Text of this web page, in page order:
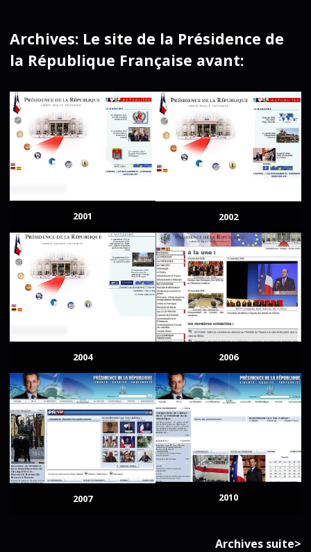
Archives: Le site de la Présidence de
la République Française avant:
2001 2002
2004 2006
2007 2010
Archives suite>